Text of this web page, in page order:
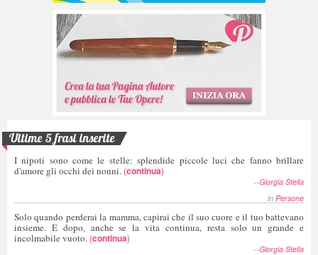
Ultime 5 frasi inserite
I nipoti sono come le stelle: splendide piccole luci che fanno brillare
d'amore gli occhi dei nonni. (continua)
--Giorgia Stella
in Persone
Solo quando perderai la mamma, capirai che il suo cuore e il tuo battevano
insieme. E dopo, anche se la vita continua, resta solo un grande e
incolmabile vuoto. (continua)
--Giorgia Stella